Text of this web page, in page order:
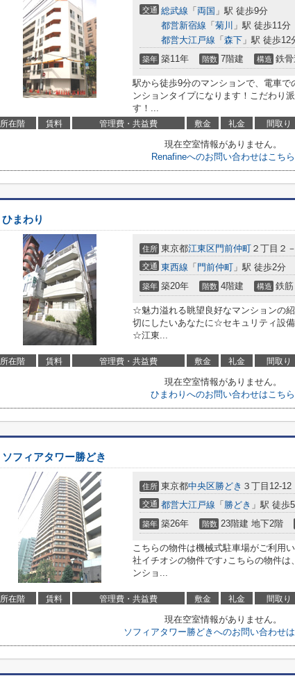
交通 総武線 「 両国 」駅 徒歩9分
都営新宿線 「 菊川 」駅 徒歩11分
都営大江戸線 「 森下 」駅 徒歩12
築年 築11年 階数 7階建 構造 鉄
駅から徒歩9分のマンションで、電車
ンションタイプになります！こだわり
す！...
所在階 賃料 管理費・共益費 敷金 礼金 間取り
現在空室情報がありません。
Renafineへのお問い合わせはこちら
ひまわり
住所 東京都江東区門前仲町 ２丁目２
交通 東西線 「 門前仲町 」駅 徒歩2分
築年 築20年 階数 4階建 構造 鉄
☆魅力溢れる眺望良好なマンションの
切にしたいあなたに☆セキュリティ設
☆江東...
所在階 賃料 管理費・共益費 敷金 礼金 間取り
現在空室情報がありません。
ひまわりへのお問い合わせはこちら
ソフィアタワー勝どき
住所 東京都中央区勝どき ３丁目12-12
交通 都営大江戸線 「 勝どき 」駅 徒歩
築年 築26年 階数 23階建 地下2階
こちらの物件は機械式駐車場がご利用
社イチオシの物件です♪こちらの物件
ンショ...
所在階 賃料 管理費・共益費 敷金 礼金 間取り
現在空室情報がありません。
ソフィアタワー勝どきへのお問い合わせ